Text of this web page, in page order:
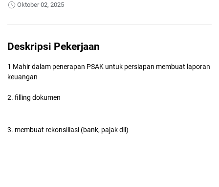
Oktober 02, 2025
Deskripsi Pekerjaan
1 Mahir dalam penerapan PSAK untuk persiapan membuat laporan
keuangan
2. filling dokumen
3. membuat rekonsiliasi (bank, pajak dll)